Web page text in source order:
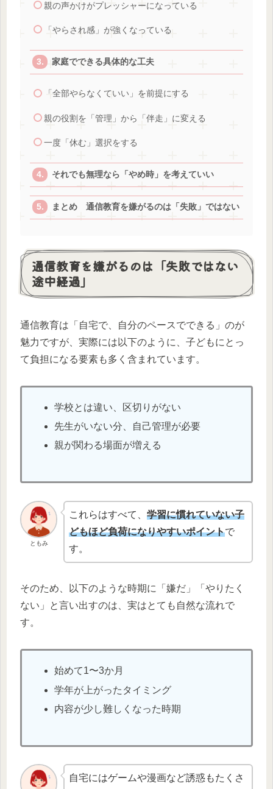
親の声かけがプレッシャーになっている
「やらされ感」が強くなっている
家庭でできる具体的な工夫
「全部やらなくていい」を前提にする
親の役割を「管理」から「伴走」に変える
一度「休む」選択をする
それでも無理なら「やめ時」を考えていい
まとめ 通信教育を嫌がるのは「失敗」ではない
通信教育を嫌がるのは「失敗ではない
途中経過」
通信教育は「自宅で、自分のペースでできる」のが
魅力ですが、実際には以下のように、子どもにとっ
て負担になる要素も多く含まれています。
学校とは違い、区切りがない
先生がいない分、自己管理が必要
親が関わる場面が増える
ともみ
これらはすべて、学習に慣れていない子
どもほど負荷になりやすいポイントで
す。
そのため、以下のような時期に「嫌だ」「やりたく
ない」と言い出すのは、実はとても自然な流れで
す。
始めて1〜3か月
学年が上がったタイミング
内容が少し難しくなった時期
自宅にはゲームや漫画など誘惑もたくさ